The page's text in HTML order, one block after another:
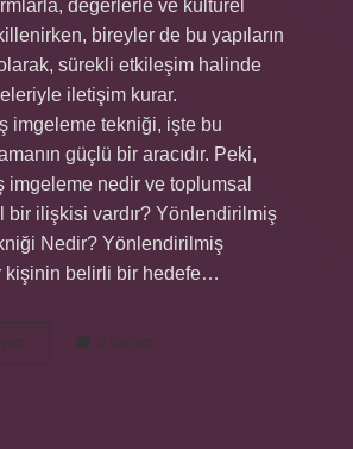
değerlerle ve kültürel
bireyler de bu yapıların
sürekli etkileşim halinde
iletişim kurar.
imgeleme tekniği, işte bu
güçlü bir aracıdır. Peki,
imgeleme nedir ve toplumsal
bir ilişkisi vardır? Yönlendirilmiş
Nedir? Yönlendirilmiş
kişinin belirli bir hedefe…
Yönlendirilmiş
imgeleme
6 Yorum